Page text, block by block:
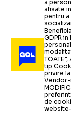
a
afisate
pentru
GDPR
tip
privire
Vendor-
de